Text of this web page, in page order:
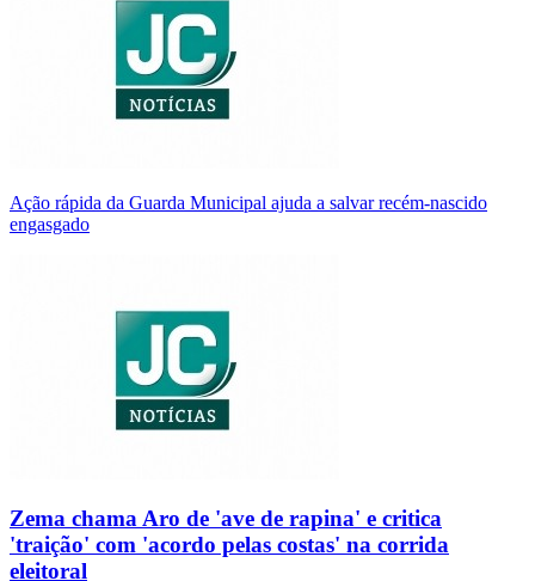
Ação rápida da Guarda Municipal ajuda a salvar recém-nascido
engasgado
Zema chama Aro de 'ave de rapina' e critica
'traição' com 'acordo pelas costas' na corrida
eleitoral